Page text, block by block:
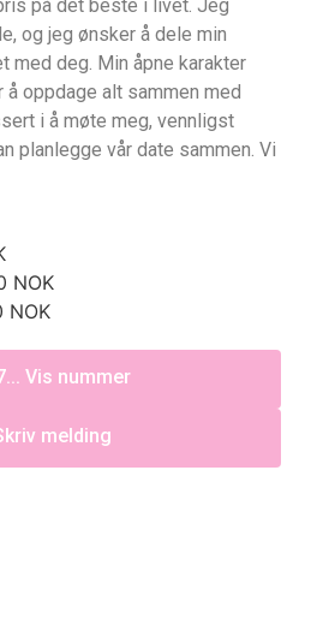
på det beste i livet. Jeg
og jeg ønsker å dele min
med deg. Min åpne karakter
oppdage alt sammen med
i å møte meg, vennligst
planlegge vår date sammen. Vi
NOK
NOK
Vis nummer
melding